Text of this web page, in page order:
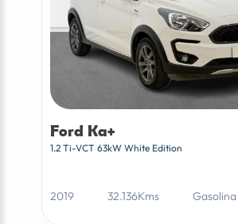
Ford Ka+
1.2 Ti-VCT 63kW White Edition
2019 32.136Kms Gasolina